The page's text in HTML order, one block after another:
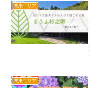
関東エリア
関東エリア